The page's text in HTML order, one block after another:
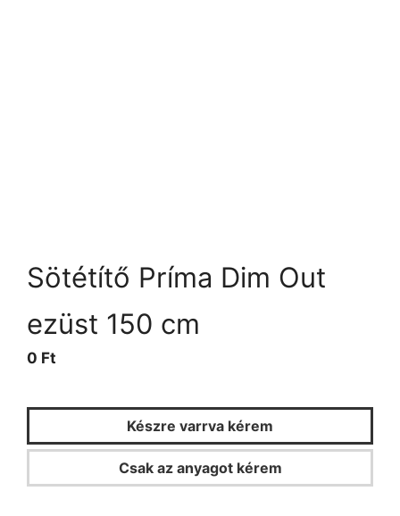
Sötétítő Príma Dim Out
ezüst 150 cm
0 Ft
Készre varrva kérem
Csak az anyagot kérem